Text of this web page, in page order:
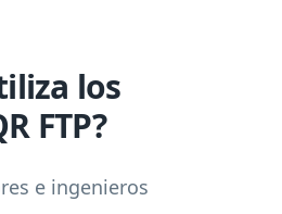
los
FTP?
e ingenieros